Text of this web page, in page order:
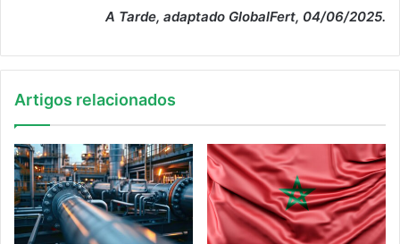
A Tarde, adaptado GlobalFert, 04/06/2025.
Artigos relacionados